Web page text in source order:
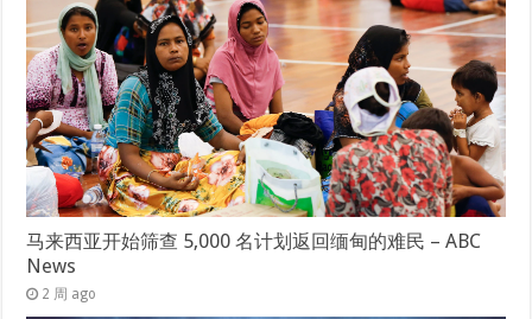
马来西亚开始筛查 5,000 名计划返回缅甸的难民 – ABC
News
2 周 ago